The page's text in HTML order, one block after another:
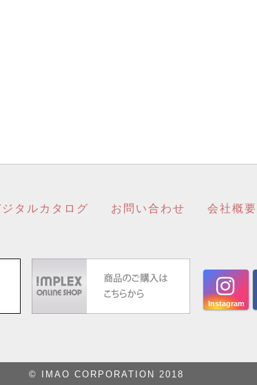
ジタルカタログ お問い合わせ 会社概要
Instagram
© IMAO CORPORATION 2018